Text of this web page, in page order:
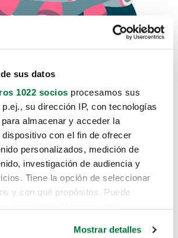
sus datos
1022 socios procesamos sus
su dirección IP, con tecnologías
almacenar y acceder la
con el fin de ofrecer
personalizados, medición de
investigación de audiencia y
Tiene la opción de seleccionar
y con qué propósitos. Puede
Mostrar detalles
no sabemos como
hasta aquí.
el coche que estás
de estos enlaces: